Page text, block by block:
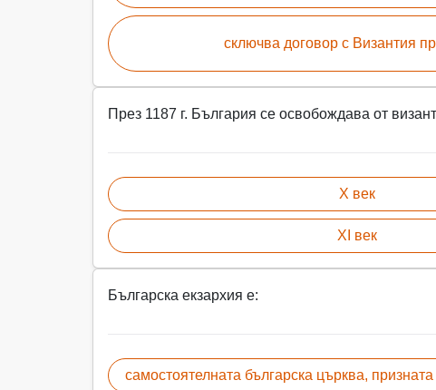
сключва договор с Византия
През 1187 г. България се освобождава от
Х век
XI век
Българска екзархия е:
самостоятелната българска църква,